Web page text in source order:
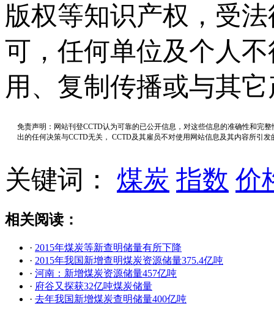
版权等知识产权，受
可，任何单位及个人
用、复制传播或与其
免责声明：网站刊登CCTD认为可靠的已公开信息，对这些信息的准确性和完
出的任何决策与CCTD无关， CCTD及其雇员不对使用网站信息及其内容所引
关键词： 煤炭 指数 价
相关阅读：
· 2015年煤炭等新查明储量有所下降
· 2015年我国新增查明煤炭资源储量375.4亿吨
· 河南：新增煤炭资源储量457亿吨
· 府谷又探获32亿吨煤炭储量
· 去年我国新增煤炭查明储量400亿吨